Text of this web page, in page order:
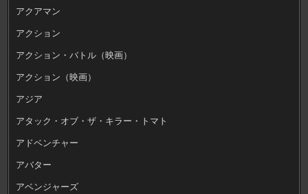
アクアマン
アクション
アクション・バトル（映画）
アクション（映画）
アジア
アタック・オブ・ザ・キラー・トマト
アドベンチャー
アバター
アベンジャーズ